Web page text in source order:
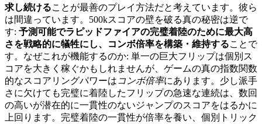
求し続けることが最善のプレイ方法だと考えています。彼ら
は間違っています。500kスコアの壁を破る真の秘密は逆で
す: 予測可能でラピッドファイアの完璧着陸のために最大高
さを戦略的に犠牲にし、コンボ倍率を構築・維持することで
す。なぜこれが機能するのか: 単一の巨大フリップは個別ス
コアを大きく稼ぐかもしれませんが、ゲームの真の指数関数
的なスコアリングパワーはコンボ倍率にあります。少し派手
さに欠けても完璧に着陸したフリップの急速な連続は、数回
の高いが潜在的に一貫性のないジャンプのスコアをはるかに
上回ります。完璧着陸の一貫性が倍率を養い、個別トリック